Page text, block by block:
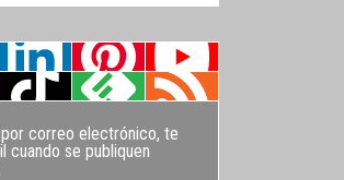
correo electrónico, te
cuando se publiquen